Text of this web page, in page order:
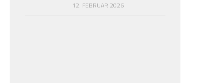
12. FEBRUAR 2026